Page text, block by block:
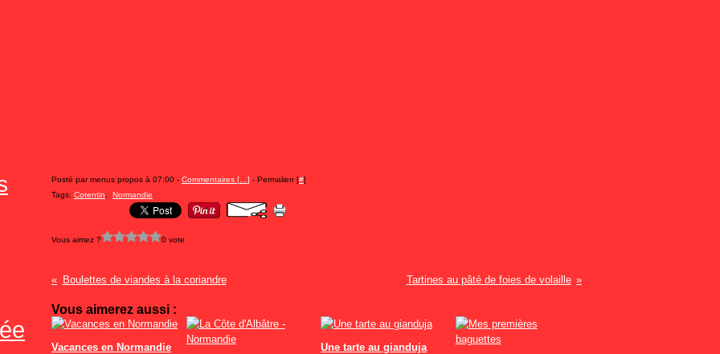
Posté par menus propos à 07:00 - Commentaires [ ] - Permalien [#]
Tags: Cotentin Normandie
Vous aimez ? 0 vote
Boulettes de viandes à la coriandre Tartines au pâté de foies de volaille
Vous aimerez aussi :
Vacances en Normandie
Une tarte au gianduja